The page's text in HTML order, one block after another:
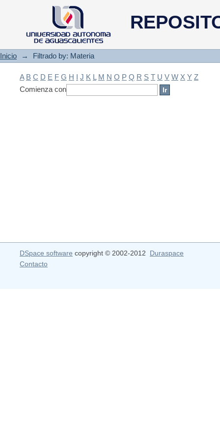
Filtrado by: Materia
Inicio → Filtrado by: Materia
A B C D E F G H I J K L M N O P Q R S T U V W X Y Z
Comienza con
DSpace software copyright © 2002-2012 Duraspace
Contacto